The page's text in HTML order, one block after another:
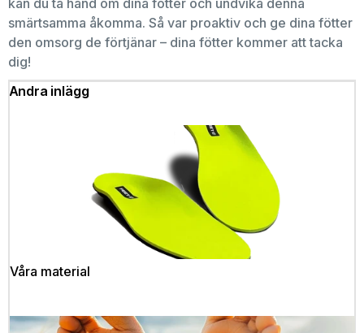
Andra inlägg
Våra material
smärtsamma åkomma. Så var proaktiv och ge dina fötter
den omsorg de förtjänar – dina fötter kommer att tacka
dig!